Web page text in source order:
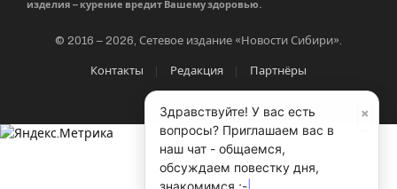
изделия – курение вредит Вашему здоровью.
© 2016 – 2026, Сетевое издание «Новости Сибири».
Контакты Редакция Партнёры
×
Здравствуйте! У вас есть
вопросы? Приглашаем вас в
наш чат - общаемся,
обсуждаем повестку дня,
знакомимся ;-)